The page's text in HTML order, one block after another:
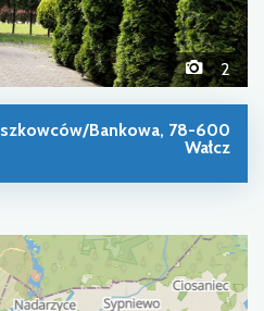
2
Bankowa, 78-600
Wałcz